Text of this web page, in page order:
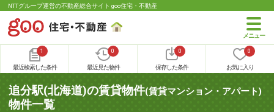
NTTグループ運営の不動産総合サイト goo住宅・不動産
1
最近検索した条件
0
最近見た物件
0
保存した条件
0
お気に入り
追分駅(北海道)の賃貸物件(賃貸マンション・アパート)
物件一覧